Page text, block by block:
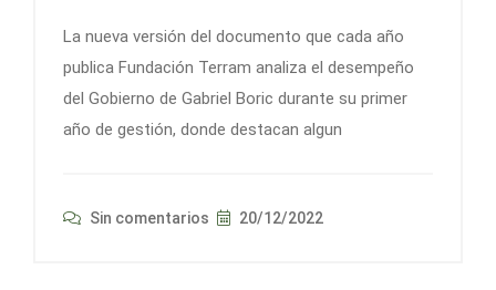
La nueva versión del documento que cada año
publica Fundación Terram analiza el desempeño
del Gobierno de Gabriel Boric durante su primer
año de gestión, donde destacan algun
Sin comentarios 20/12/2022